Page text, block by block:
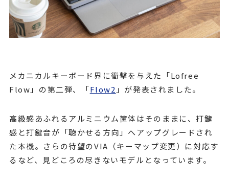
メカニカルキーボード界に衝撃を与えた「Lofree
Flow」の第二弾、「Flow2 」が発表されました。
高級感あふれるアルミニウム筐体はそのままに、打鍵
感と打鍵音が「聴かせる方向」へアップグレードされ
た本機。さらの待望のVIA（キーマップ変更）に対応す
るなど、見どころの尽きないモデルとなっています。